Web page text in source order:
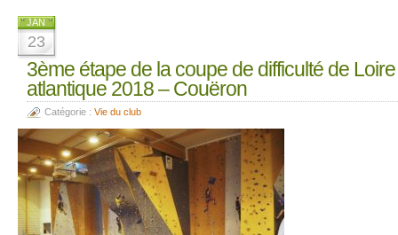
JAN
23
3ème étape de la coupe de difficulté de Loire
atlantique 2018 – Couëron
Catégorie : Vie du club